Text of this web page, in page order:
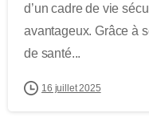
d’un cadre de vie
avantageux. Grâce à
de santé...
16 juillet 2025